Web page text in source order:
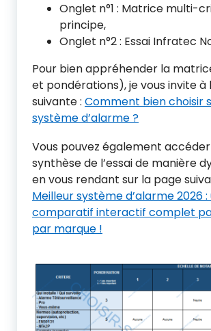
Onglet n°1 : Matrice multi-
principe,
Onglet n°2 : Essai Infratec
Pour bien appréhender la
et pondérations), je vous invite à
suivante : Comment bien choisir
système d’alarme ?
Vous pouvez également
synthèse de l’essai de manière
en vous rendant sur la page
Meilleur système d’alarme 2026 :
comparatif interactif complet
par marque !